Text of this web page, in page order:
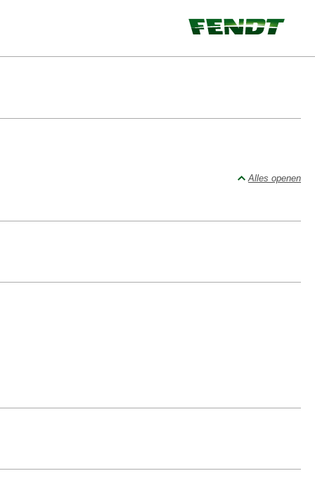
Alles openen